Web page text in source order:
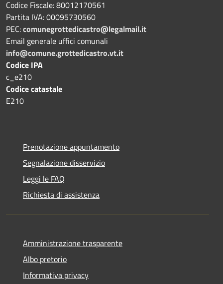
Codice Fiscale: 80012170561
Partita IVA: 00095730560
PEC:comunegrottedicastro@legalmail.it
Email generale uffici comunali
info@comune.grottedicastro.vt.it
Codice IPA
c_e210
Codice catastale
E210
Prenotazione appuntamento
Segnalazione disservizio
Leggi le FAQ
Richiesta di assistenza
Amministrazione trasparente
Albo pretorio
Informativa privacy